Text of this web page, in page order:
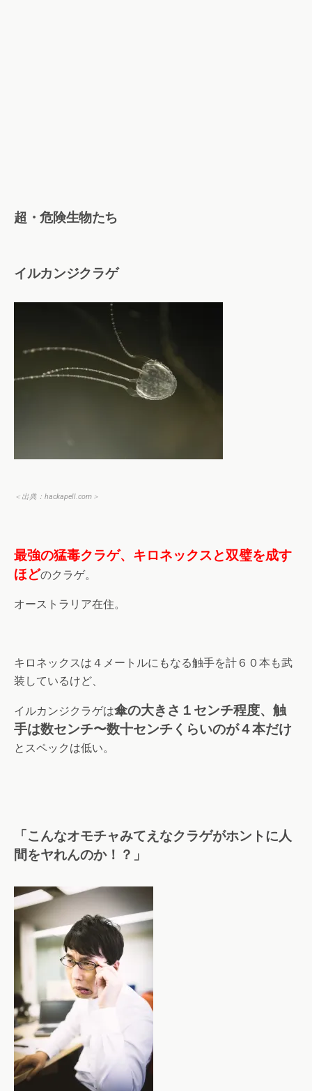
超・危険生物たち
イルカンジクラゲ
＜出典： hackapell.com ＞
最強の猛毒クラゲ、キロネックスと双璧を成す
ほどのクラゲ。
オーストラリア在住。
キロネックスは４メートルにもなる触手を計６０本も武
装しているけど、
イルカンジクラゲは傘の大きさ１センチ程度、触
手は数センチ〜数十センチくらいのが４本だけ
とスペックは低い。
「こんなオモチャみてえなクラゲがホントに人
間をヤれんのか！？」